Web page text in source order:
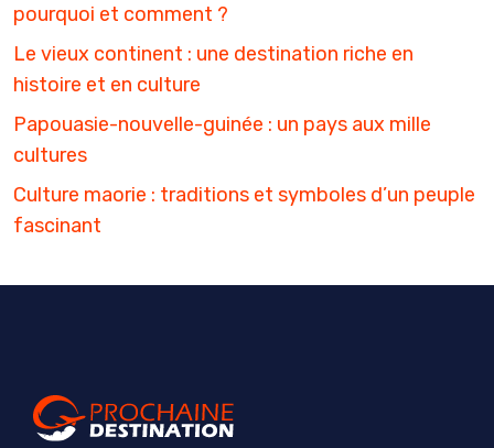
pourquoi et comment ?
Le vieux continent : une destination riche en
histoire et en culture
Papouasie-nouvelle-guinée : un pays aux mille
cultures
Culture maorie : traditions et symboles d’un peuple
fascinant